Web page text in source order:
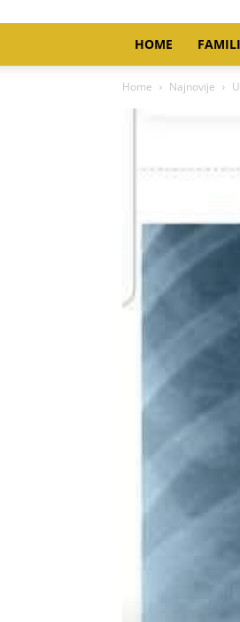
HOME
Home Najnovije